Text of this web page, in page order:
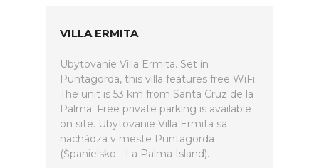
VILLA ERMITA
Ubytovanie Villa Ermita. Set in
Puntagorda, this villa features free WiFi.
The unit is 53 km from Santa Cruz de la
Palma. Free private parking is available
on site. Ubytovanie Villa Ermita sa
nachádza v meste Puntagorda
(Španielsko - La Palma Island).